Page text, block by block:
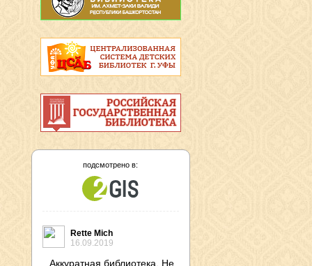
подсмотрено в:
Rette Mich
16.09.2019
Аккуратная библиотека. Не